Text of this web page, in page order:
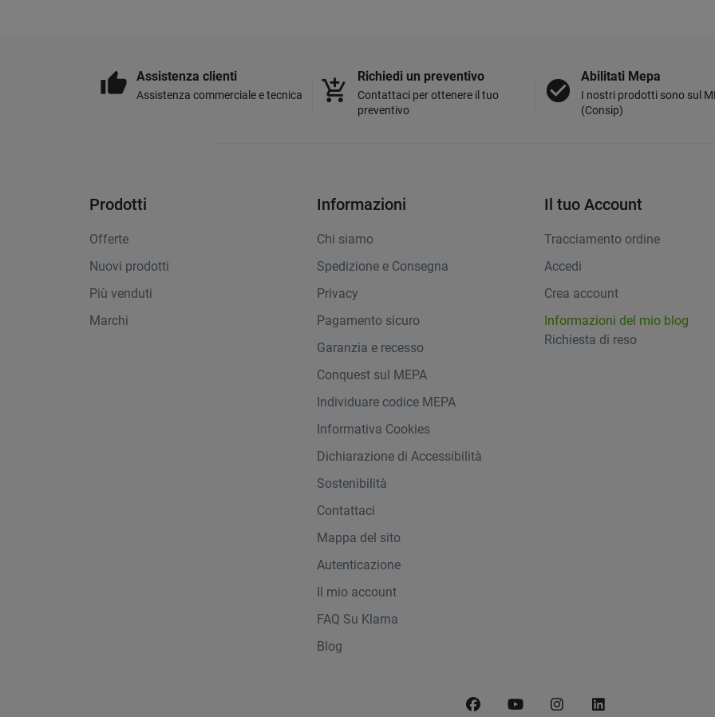
thumb_up Assistenza clienti
Assistenza commerciale e tecnica add_shopping_cart
Richiedi un preventivo
Contattaci per ottenere il tuo
preventivo
check_circle
Abilitati Mepa
I nostri prodotti sono sul
(Consip)
Prodotti
Offerte
Nuovi prodotti
Più venduti
Marchi
Informazioni
Chi siamo
Spedizione e Consegna
Privacy
Pagamento sicuro
Garanzia e recesso
Conquest sul MEPA
Individuare codice MEPA
Informativa Cookies
Dichiarazione di Accessibilità
Sostenibilità
Contattaci
Mappa del sito
Autenticazione
Il mio account
FAQ Su Klarna
Blog
Il tuo Account
Tracciamento ordine
Accedi
Crea account
Informazioni del mio blog
Richiesta di reso